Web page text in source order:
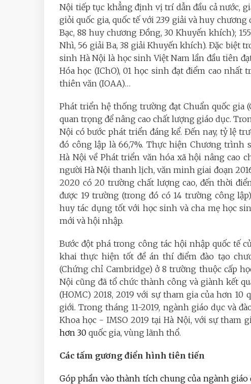
Nội tiếp tục khẳng định vị trí dẫn đầu cả nước,
giỏi quốc gia, quốc tế với 239 giải và huy
Bạc, 88 huy chương Đồng, 30 Khuyến khích);
Nhì, 56 giải Ba, 38 giải Khuyến khích). Đặc biệt
sinh Hà Nội là học sinh Việt Nam lần đầu tiên
Hóa học (IChO), 01 học sinh đạt điểm cao
thiên văn (IOAA)…
Phát triển hệ thống trường đạt Chuẩn quốc gia
quan trọng để nâng cao chất lượng giáo dục.
Nội có bước phát triển đáng kể. Đến nay, tỷ lệ
đó công lập là 66,7%. Thực hiện Chương trình
Hà Nội về Phát triển văn hóa xã hội nâng cao
người Hà Nội thanh lịch, văn minh giai đoạn
2020 có 20 trường chất lượng cao, đến thời
được 19 trường (trong đó có 14 trường công
huy tác dụng tốt với học sinh và cha mẹ học
mới và hội nhập.
Bước đột phá trong công tác hội nhập quốc tế
khai thực hiện tốt đề án thí điểm đào tạo
(Chứng chỉ Cambridge) ở 8 trường thuộc cấp
Nội cũng đã tổ chức thành công và giành kết
(HOMC) 2018, 2019 với sự tham gia của hơn
giới. Trong tháng 11-2019, ngành giáo dục và
Khoa học - IMSO 2019 tại Hà Nội, với sự tham
hơn 30 quốc gia, vùng lãnh thổ.
Các tấm gương điển hình tiên tiến
Góp phần vào thành tích chung của ngành